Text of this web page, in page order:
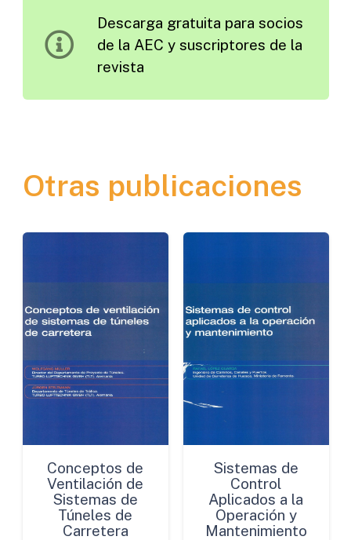
Accidentes
Absurdo
cantidad
Descarga gratuita para socios
de la AEC y suscriptores de la
revista
Otras publicaciones
Conceptos de
Ventilación de
Sistemas de
Túneles de
Carretera
Sistemas de
Control
Aplicados a la
Operación y
Mantenimiento